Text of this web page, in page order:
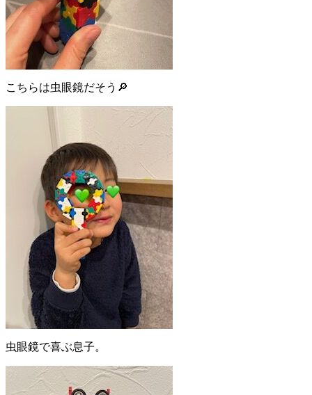
こちらは虫眼鏡だそう🔎
虫眼鏡で喜ぶ息子。